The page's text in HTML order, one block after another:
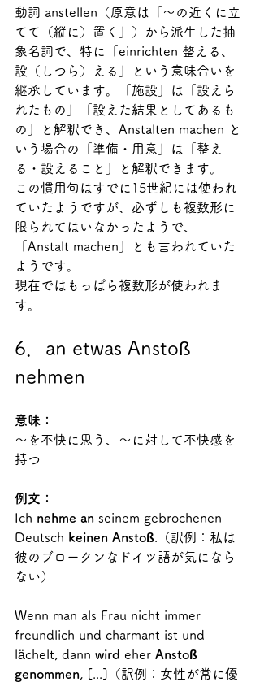
動詞 anstellen（原意は「～の近くに立
てて（縦に）置く」）から派生した抽
象名詞で、特に「einrichten 整える、
設（しつら）える」という意味合いを
継承しています。「施設」は「設えら
れたもの」「設えた結果としてあるも
の」と解釈でき、Anstalten machen と
いう場合の「準備・用意」は「整え
る・設えること」と解釈できます。
この慣用句はすでに15世紀には使われ
ていたようですが、必ずしも複数形に
限られてはいなかったようで、
「Anstalt machen」とも言われていた
ようです。
現在ではもっぱら複数形が使われま
す。
6．an etwas Anstoß
nehmen
意味：
～を不快に思う、～に対して不快感を
持つ
例文：
Ich nehme an seinem gebrochenen
Deutsch keinen Anstoß .（訳例：私は
彼のブロークンなドイツ語が気になら
ない）
Wenn man als Frau nicht immer
freundlich und charmant ist und
lächelt, dann wird eher Anstoß
genommen , [...]（訳例：女性が常に優